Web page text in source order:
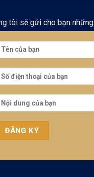
tôi sẽ gửi cho bạn